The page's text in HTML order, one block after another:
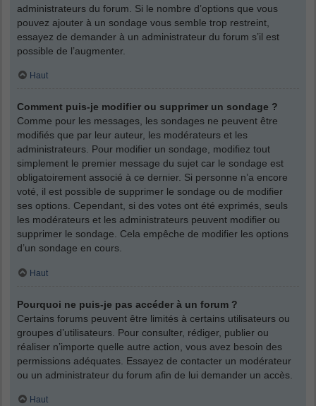
administrateurs du forum. Si le nombre d’options que vous
pouvez ajouter à un sondage vous semble trop restreint,
essayez de demander à un administrateur du forum s’il est
possible de l’augmenter.
Haut
Comment puis-je modifier ou supprimer un sondage ?
Comme pour les messages, les sondages ne peuvent être
modifiés que par leur auteur, les modérateurs et les
administrateurs. Pour modifier un sondage, modifiez tout
simplement le premier message du sujet car le sondage est
obligatoirement associé à ce dernier. Si personne n’a encore
voté, il est possible de supprimer le sondage ou de modifier
ses options. Cependant, si des votes ont été exprimés, seuls
les modérateurs et les administrateurs peuvent modifier ou
supprimer le sondage. Cela empêche de modifier les options
d’un sondage en cours.
Haut
Pourquoi ne puis-je pas accéder à un forum ?
Certains forums peuvent être limités à certains utilisateurs ou
groupes d’utilisateurs. Pour consulter, rédiger, publier ou
réaliser n’importe quelle autre action, vous avez besoin des
permissions adéquates. Essayez de contacter un modérateur
ou un administrateur du forum afin de lui demander un accès.
Haut